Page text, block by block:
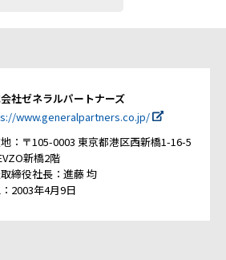
社ゼネラルパートナーズ
www.generalpartners.co.jp/
：〒105-0003 東京都港区西新橋1-16-5
新橋2階
締役社長：進藤 均
2003年4月9日